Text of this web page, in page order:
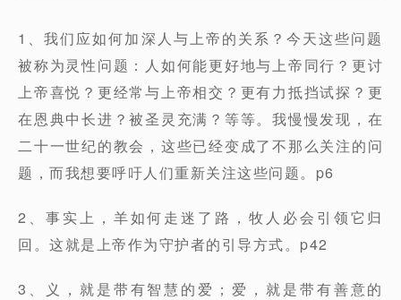
1、我们应如何加深人与上帝的关系？今天这些问题
被称为灵性问题：人如何能更好地与上帝同行？更讨
上帝喜悦？更经常与上帝相交？更有力抵挡试探？更
在恩典中长进？被圣灵充满？等等。我慢慢发现，在
二十一世纪的教会，这些已经变成了不那么关注的问
题，而我想要呼吁人们重新关注这些问题。p6
2、事实上，羊如何走迷了路，牧人必会引领它归
回。这就是上帝作为守护者的引导方式。p42
3、义，就是带有智慧的爱；爱，就是带有善意的